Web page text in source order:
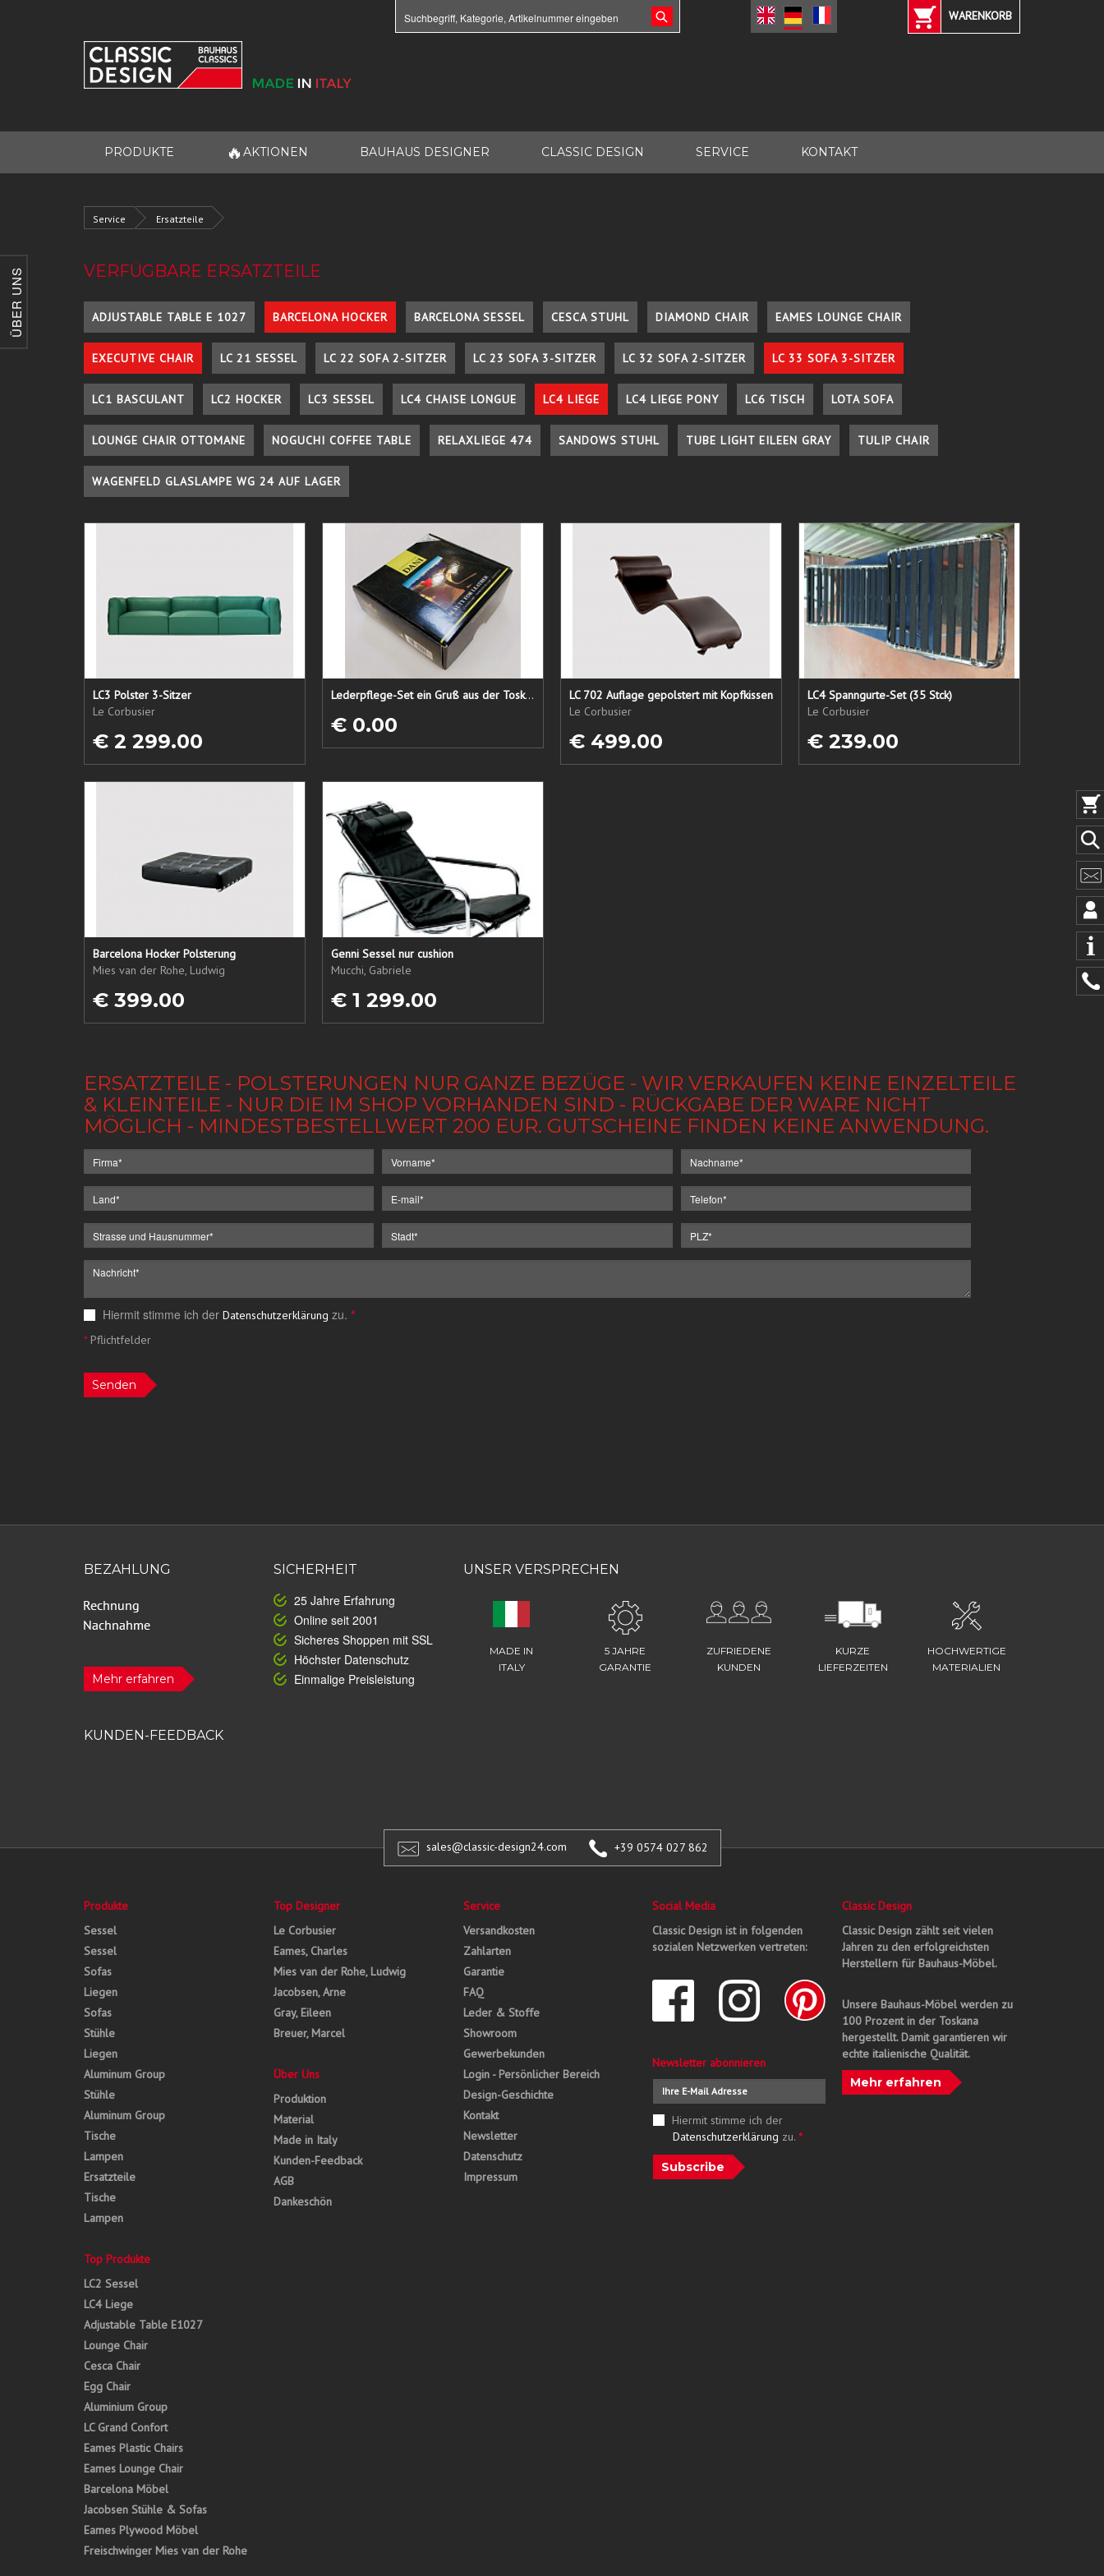
ÜBER UNS
WARENKORB
PRODUKTE 🔥 AKTIONEN BAUHAUS DESIGNER CLASSIC DESIGN SERVICE KONTAKT
Service Ersatzteile
VERFÜGBARE ERSATZTEILE
ADJUSTABLE TABLE E 1027 BARCELONA HOCKER BARCELONA SESSEL CESCA STUHL DIAMOND CHAIR EAMES LOUNGE CHAIR
EXECUTIVE CHAIR LC 21 SESSEL LC 22 SOFA 2-SITZER LC 23 SOFA 3-SITZER LC 32 SOFA 2-SITZER LC 33 SOFA 3-SITZER
LC1 BASCULANT LC2 HOCKER LC3 SESSEL LC4 CHAISE LONGUE LC4 LIEGE LC4 LIEGE PONY LC6 TISCH LOTA SOFA
LOUNGE CHAIR OTTOMANE NOGUCHI COFFEE TABLE RELAXLIEGE 474 SANDOWS STUHL TUBE LIGHT EILEEN GRAY TULIP CHAIR
WAGENFELD GLASLAMPE WG 24 AUF LAGER
LC3 Polster 3-Sitzer
Le Corbusier
€ 2 299.00
Lederpflege-Set ein Gruß aus der Toskana...
€ 0.00
LC 702 Auflage gepolstert mit Kopfkissen
Le Corbusier
€ 499.00
LC4 Spanngurte-Set (35 Stck)
Le Corbusier
€ 239.00
Barcelona Hocker Polsterung
Mies van der Rohe, Ludwig
€ 399.00
Genni Sessel nur cushion
Mucchi, Gabriele
€ 1 299.00
ERSATZTEILE - POLSTERUNGEN NUR GANZE BEZÜGE - WIR VERKAUFEN KEINE EINZELTEILE
& KLEINTEILE - NUR DIE IM SHOP VORHANDEN SIND - RÜCKGABE DER WARE NICHT
MÖGLICH - MINDESTBESTELLWERT 200 EUR. GUTSCHEINE FINDEN KEINE ANWENDUNG.
Hiermit stimme ich der Datenschutzerklärung zu. *
*Pflichtfelder
Senden
BEZAHLUNG
Mehr erfahren
SICHERHEIT
25 Jahre Erfahrung
Online seit 2001
Sicheres Shoppen mit SSL
Höchster Datenschutz
Einmalige Preisleistung
UNSER VERSPRECHEN
MADE IN
ITALY
5 JAHRE
GARANTIE
ZUFRIEDENE
KUNDEN
KURZE
LIEFERZEITEN
HOCHWERTIGE
MATERIALIEN
KUNDEN-FEEDBACK
sales@classic-design24.com +39 0574 027 862
Produkte
Sessel
Sessel
Sofas
Liegen
Sofas
Stühle
Liegen
Aluminum Group
Stühle
Aluminum Group
Tische
Lampen
Ersatzteile
Tische
Lampen
Top Produkte
LC2 Sessel
LC4 Liege
Adjustable Table E1027
Lounge Chair
Cesca Chair
Egg Chair
Aluminium Group
LC Grand Confort
Eames Plastic Chairs
Eames Lounge Chair
Barcelona Möbel
Jacobsen Stühle & Sofas
Eames Plywood Möbel
Freischwinger Mies van der Rohe
Top Designer
Le Corbusier
Eames, Charles
Mies van der Rohe, Ludwig
Jacobsen, Arne
Gray, Eileen
Breuer, Marcel
Über Uns
Produktion
Material
Made in Italy
Kunden-Feedback
AGB
Dankeschön
Service
Versandkosten
Zahlarten
Garantie
FAQ
Leder & Stoffe
Showroom
Gewerbekunden
Login - Persönlicher Bereich
Design-Geschichte
Kontakt
Newsletter
Datenschutz
Impressum
Social Media
Classic Design ist in folgenden
sozialen Netzwerken vertreten:
Newsletter abonnieren
Hiermit stimme ich der
Datenschutzerklärung zu. *
Subscribe
Classic Design
Classic Design zählt seit vielen
Jahren zu den erfolgreichsten
Herstellern für Bauhaus-Möbel.
Unsere Bauhaus-Möbel werden zu
100 Prozent in der Toskana
hergestellt. Damit garantieren wir
echte italienische Qualität.
Mehr erfahren